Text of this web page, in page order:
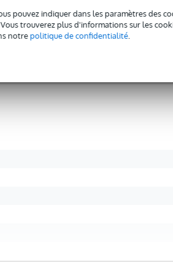
pouvez indiquer dans les paramètres des
trouverez plus d'informations sur les
notrepolitique de confidentialité.
connecteur en plastique est fourni
le connecteur. Enfin, ce câble
HDMI, à savoir 2.0. Cette variante a